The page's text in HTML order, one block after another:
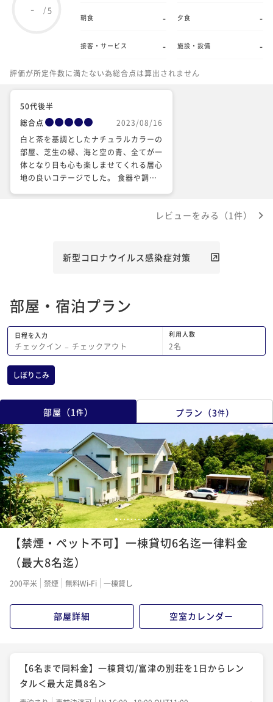
- /5
朝食 - 夕食 -
接客・サービス - 施設・設備 -
評価が所定件数に満たない為総合点は算出されません
50代後半
総合点
2023/08/16
白と茶を基調としたナチュラルカラーの
部屋、芝生の緑、海と空の青、全てが一
体となり目も心も楽しませてくれる居心
地の良いコテージでした。 食器や調理
ありましたが、その他に1階の多目的ル
に置いてありました。ベッドとして使用
台やゴミ箱も設置されていてとても便利
アルミプレートも用意されていて助かり
ました。外灯があるので暗くなってから
も楽しめました。 一番困ったことは国
道から入る道がわかりづらく、通り過ぎ
てしまったことでしょうか。 宿泊は本
ックイン時に待っていて下さったスタッ
フさんもとてもいい方でした。ありがと
うございました。またお伺いします。
レビューをみる（1件）
新型コロナウイルス感染症対策
部屋・宿泊プラン
日程を入力
チェックイン − チェックアウト
利用人数
2名
しぼりこみ
部屋 （1 件） プラン （3件）
1 23 456789101112
【禁煙・ペット不可】一棟貸切6名迄一律料金
（最大8名迄）
200平米 禁煙 無料Wi-Fi 一棟貸し
部屋詳細 空室カレンダー
【6名まで同料金】一棟貸切/富津の別荘を1日からレン
タル＜最大定員8名＞